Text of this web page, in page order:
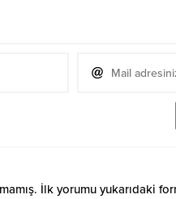
İlk yorumu yukarıdaki